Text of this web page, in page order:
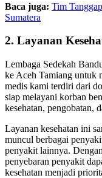
Baca juga: Tim
Sumatera
2. Layanan
Lembaga Sedekah
ke Aceh Tamiang untuk
medis kami terdiri dari
siap melayani korban
kesehatan, pengobatan,
Layanan kesehatan ini
muncul berbagai
penyakit lainnya.
penyebaran penyakit
kesehatan menjadi